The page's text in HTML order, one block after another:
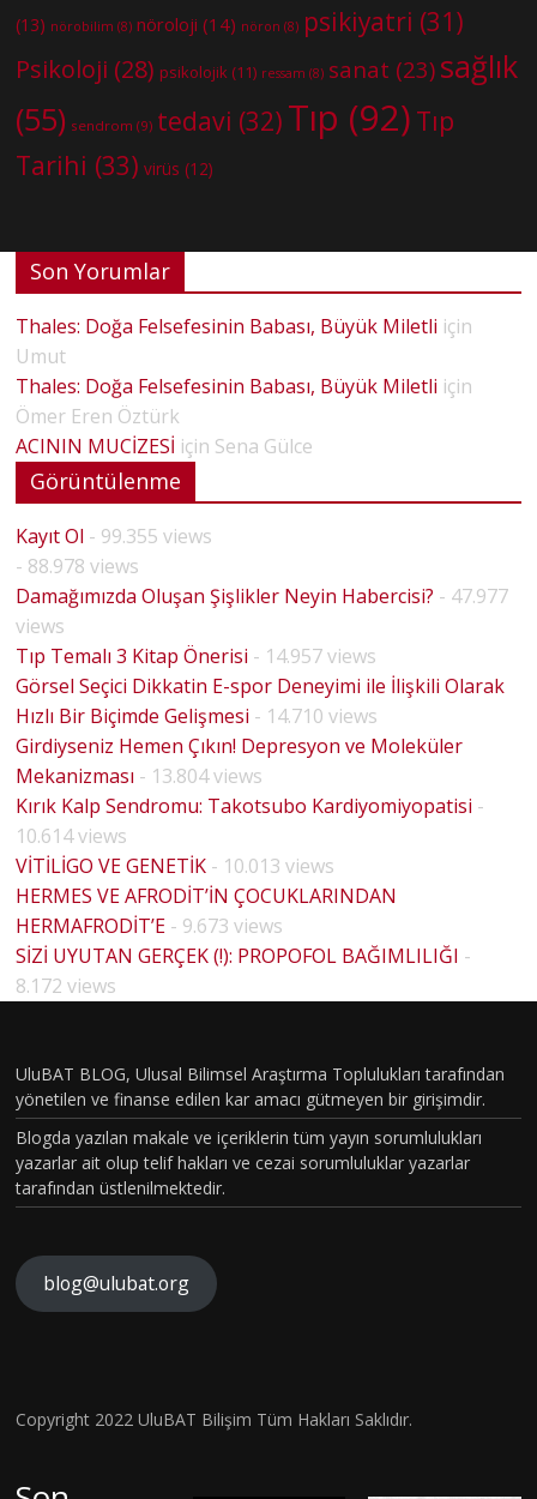
(13) nörobilim (8) nöroloji (14) nöron (8) psikiyatri (31)
Psikoloji (28) psikolojik (11) ressam (8) sanat (23) sağlık
(55) sendrom (9) tedavi (32) Tıp (92) Tıp
Tarihi (33) virüs (12)
Son Yorumlar
Thales: Doğa Felsefesinin Babası, Büyük Miletli için
Umut
Thales: Doğa Felsefesinin Babası, Büyük Miletli için
Ömer Eren Öztürk
ACININ MUCİZESİ için Sena Gülce
Görüntülenme
Kayıt Ol - 99.355 views
- 88.978 views
Damağımızda Oluşan Şişlikler Neyin Habercisi? - 47.977
views
Tıp Temalı 3 Kitap Önerisi - 14.957 views
Görsel Seçici Dikkatin E-spor Deneyimi ile İlişkili Olarak
Hızlı Bir Biçimde Gelişmesi - 14.710 views
Girdiyseniz Hemen Çıkın! Depresyon ve Moleküler
Mekanizması - 13.804 views
Kırık Kalp Sendromu: Takotsubo Kardiyomiyopatisi -
10.614 views
VİTİLİGO VE GENETİK - 10.013 views
HERMES VE AFRODİT’İN ÇOCUKLARINDAN
HERMAFRODİT’E - 9.673 views
SİZİ UYUTAN GERÇEK (!): PROPOFOL BAĞIMLILIĞI -
8.172 views
UluBAT BLOG, Ulusal Bilimsel Araştırma Toplulukları tarafından
yönetilen ve finanse edilen kar amacı gütmeyen bir girişimdir.
Blogda yazılan makale ve içeriklerin tüm yayın sorumlulukları
yazarlar ait olup telif hakları ve cezai sorumluluklar yazarlar
tarafından üstlenilmektedir.
blog@ulubat.org
Copyright 2022 UluBAT Bilişim Tüm Hakları Saklıdır.
Hava
Gerçekt
Robot
HOUSE
MD
BÖLÜM
VAKASI
GERÇEK
OLDU :
TÜRKİY
KTANISI